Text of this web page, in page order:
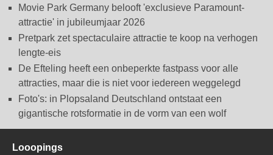
Movie Park Germany belooft 'exclusieve Paramount-
attractie' in jubileumjaar 2026
Pretpark zet spectaculaire attractie te koop na verhogen
lengte-eis
De Efteling heeft een onbeperkte fastpass voor alle
attracties, maar die is niet voor iedereen weggelegd
Foto's: in Plopsaland Deutschland ontstaat een
gigantische rotsformatie in de vorm van een wolf
Looopings